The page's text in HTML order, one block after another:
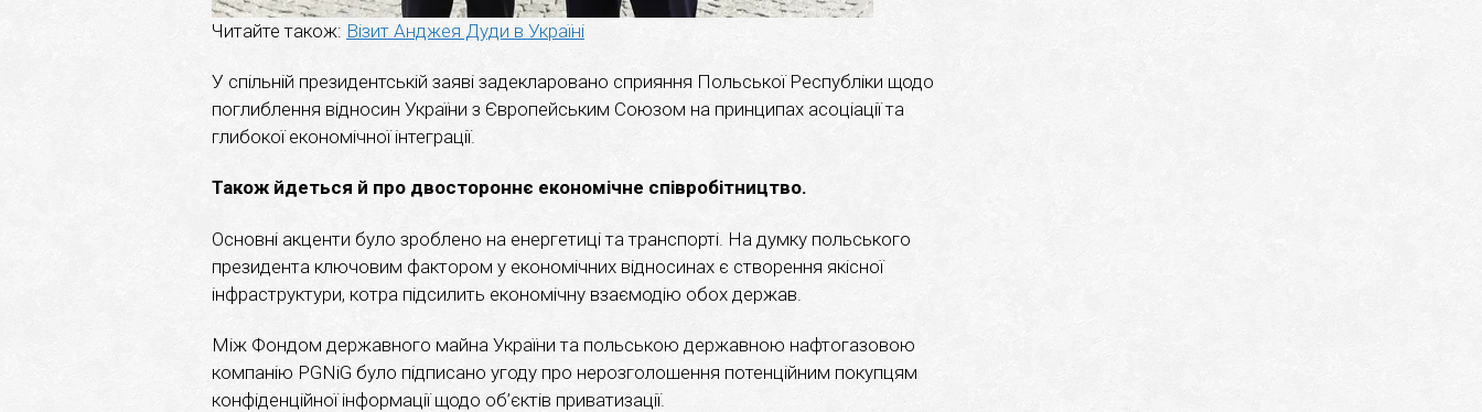
Читайте також: Візит Анджея Дуди в Україні
У спільній президентській заяві задекларовано сприяння Польської Республіки щодо
поглиблення відносин України з Європейським Союзом на принципах асоціації та
глибокої економічної інтеграції.
Також йдеться й про двостороннє економічне співробітництво.
Основні акценти було зроблено на енергетиці та транспорті. На думку польського
президента ключовим фактором у економічних відносинах є створення якісної
інфраструктури, котра підсилить економічну взаємодію обох держав.
Між Фондом державного майна України та польською державною нафтогазовою
компанію PGNiG було підписано угоду про нерозголошення потенційним покупцям
конфіденційної інформації щодо об’єктів приватизації.